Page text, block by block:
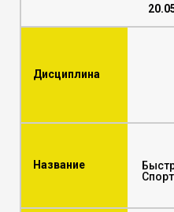
Дисциплина
Название